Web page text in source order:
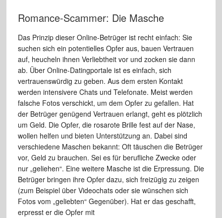
Romance-Scammer: Die Masche
Das Prinzip dieser Online-Betrüger ist recht einfach: Sie
suchen sich ein potentielles Opfer aus, bauen Vertrauen
auf, heucheln ihnen Verliebtheit vor und zocken sie dann
ab. Über Online-Datingportale ist es einfach, sich
vertrauenswürdig zu geben. Aus dem ersten Kontakt
werden intensivere Chats und Telefonate. Meist werden
falsche Fotos verschickt, um dem Opfer zu gefallen. Hat
der Betrüger genügend Vertrauen erlangt, geht es plötzlich
um Geld. Die Opfer, die rosarote Brille fest auf der Nase,
wollen helfen und bieten Unterstützung an. Dabei sind
verschiedene Maschen bekannt: Oft täuschen die Betrüger
vor, Geld zu brauchen. Sei es für berufliche Zwecke oder
nur „geliehen“. Eine weitere Masche ist die Erpressung. Die
Betrüger bringen ihre Opfer dazu, sich freizügig zu zeigen
(zum Beispiel über Videochats oder sie wünschen sich
Fotos vom „geliebten“ Gegenüber). Hat er das geschafft,
erpresst er die Opfer mit